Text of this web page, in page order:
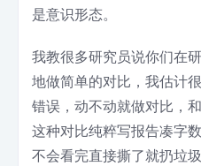
是意识形态。
我教很多研究员说你们在
地做简单的对比，我估计
错误，动不动就做对比，
这种对比纯粹写报告凑字
不会看完直接撕了就扔垃